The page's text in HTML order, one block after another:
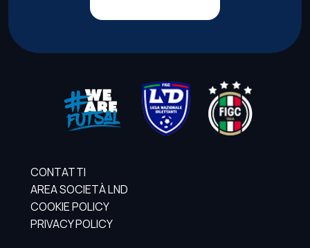
CONTATTI
AREA SOCIETÀ LND
COOKIE POLICY
PRIVACY POLICY